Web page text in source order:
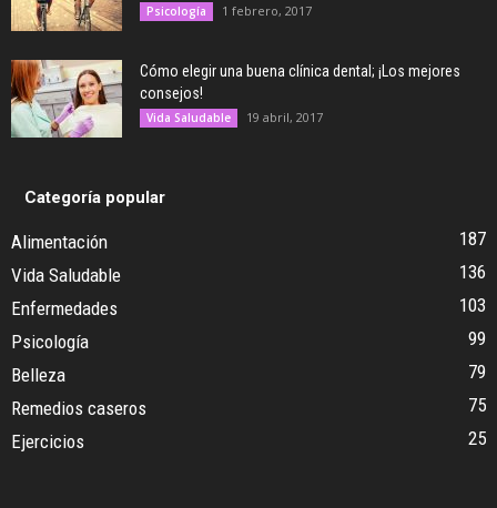
Psicología 1 febrero, 2017
Cómo elegir una buena clínica dental; ¡Los mejores
consejos!
Vida Saludable 19 abril, 2017
Categoría popular
Alimentación
187
Vida Saludable
136
Enfermedades
103
Psicología
99
Belleza
79
Remedios caseros
75
Ejercicios
25